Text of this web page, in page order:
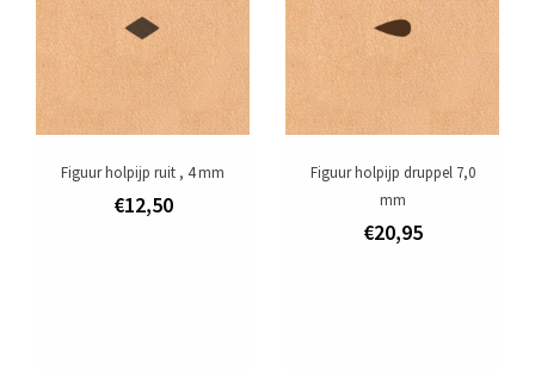
Figuur holpijp ruit , 4 mm
€12,50
Figuur holpijp druppel 7,0
mm
€20,95